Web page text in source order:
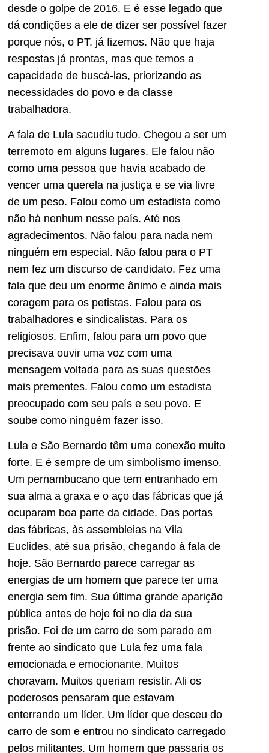
desde o golpe de 2016. E é esse legado que
dá condições a ele de dizer ser possível fazer
porque nós, o PT, já fizemos. Não que haja
respostas já prontas, mas que temos a
capacidade de buscá-las, priorizando as
necessidades do povo e da classe
trabalhadora.
A fala de Lula sacudiu tudo. Chegou a ser um
terremoto em alguns lugares. Ele falou não
como uma pessoa que havia acabado de
vencer uma querela na justiça e se via livre
de um peso. Falou como um estadista como
não há nenhum nesse país. Até nos
agradecimentos. Não falou para nada nem
ninguém em especial. Não falou para o PT
nem fez um discurso de candidato. Fez uma
fala que deu um enorme ânimo e ainda mais
coragem para os petistas. Falou para os
trabalhadores e sindicalistas. Para os
religiosos. Enfim, falou para um povo que
precisava ouvir uma voz com uma
mensagem voltada para as suas questões
mais prementes. Falou como um estadista
preocupado com seu país e seu povo. E
soube como ninguém fazer isso.
Lula e São Bernardo têm uma conexão muito
forte. E é sempre de um simbolismo imenso.
Um pernambucano que tem entranhado em
sua alma a graxa e o aço das fábricas que já
ocuparam boa parte da cidade. Das portas
das fábricas, às assembleias na Vila
Euclides, até sua prisão, chegando à fala de
hoje. São Bernardo parece carregar as
energias de um homem que parece ter uma
energia sem fim. Sua última grande aparição
pública antes de hoje foi no dia da sua
prisão. Foi de um carro de som parado em
frente ao sindicato que Lula fez uma fala
emocionada e emocionante. Muitos
choravam. Muitos queriam resistir. Ali os
poderosos pensaram que estavam
enterrando um líder. Um líder que desceu do
carro de som e entrou no sindicato carregado
pelos militantes. Um homem que passaria os